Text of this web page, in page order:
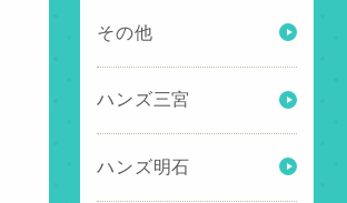
その他
ハンズ三宮
ハンズ明石